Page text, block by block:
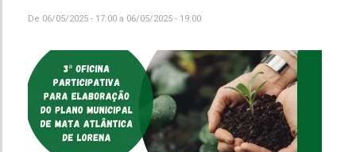
De 06/05/2025 - 17:00 a 06/05/2025 - 19:00